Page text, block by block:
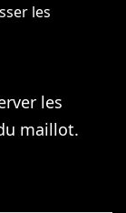
les
les
maillot.